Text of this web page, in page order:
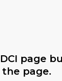
page
page.